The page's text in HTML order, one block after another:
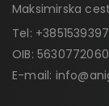
Maksimirska
Tel:
OIB:
E-mail: